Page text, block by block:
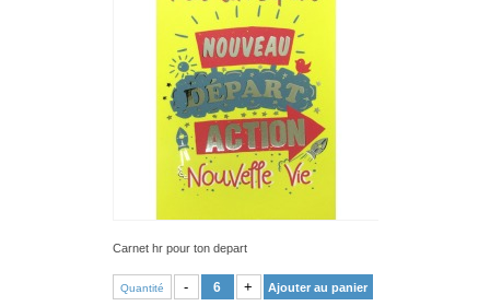
Carnet hr pour ton depart
Quantité - + Ajouter au panier